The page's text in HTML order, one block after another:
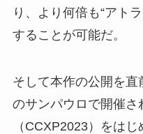
り、より何倍も“アト
することが可能だ。
そして本作の公開を
のサンパウロで開催さ
（CCXP2023）をは